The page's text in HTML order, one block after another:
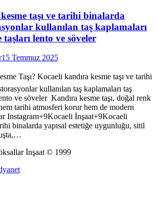
taşı ve tarihi binalarda
kullanılan taş kaplamaları
lento ve söveler
15 Temmuz 2025
Taşı? Kocaeli kandıra kesme taşı ve tarihi
kullanılan taş kaplamaları taş
ve söveler Kandıra kesme taşı, doğal renk
tarihi atmosferi korur hem de modern
Instagram+9Kocaeli İnşaat+9Kocaeli
binalarda yapısal estetiğe uygunluğu, sitil
İnşaat © 1999